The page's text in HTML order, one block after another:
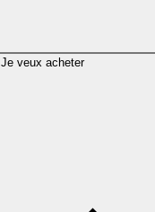
Je veux acheter